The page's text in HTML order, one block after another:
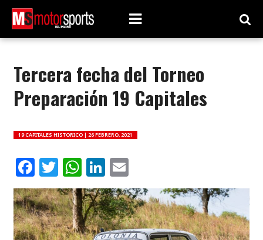
Tercera fecha del Torneo
Preparación 19 Capitales
19 CAPITALES HISTORICO | 26 FEBRERO, 2021
Facebook
Twitter
WhatsApp
LinkedIn
Email